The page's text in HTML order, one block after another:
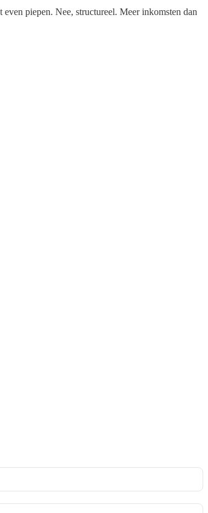
piepen. Nee, structureel. Meer inkomsten dan